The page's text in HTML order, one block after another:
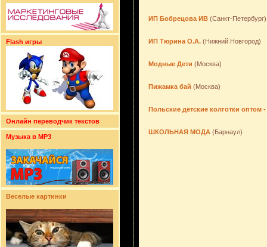
Flash игры
Онлайн переводчик текстов
Музыка в MP3
Веселые картинки
ИП Бобрецова ИВ (Санкт-Петербург)
ИП Тюрина О.А. (Нижний Новгород)
Модные Дети (Москва)
Пижамка бай (Москва)
Польские детские колготки оптом
ШКОЛЬНАЯ МОДА (Барнаул)